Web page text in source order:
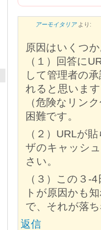
アーモイタリア より:
原因はいくつ
（１）回答に
して管理者の
れると思いま
（危険なリン
困難です。
（２）URLが
ザのキャッシ
さい。
（３）この３-
トが原因かも
で、それが落
返信